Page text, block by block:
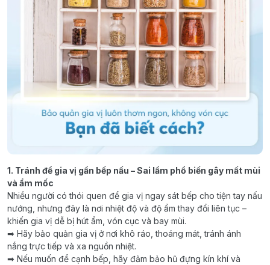
1. Tránh để gia vị gần bếp nấu – Sai lầm phổ biến gây mất mùi
và ẩm mốc
Nhiều người có thói quen để gia vị ngay sát bếp cho tiện tay nấu
nướng, nhưng đây là nơi nhiệt độ và độ ẩm thay đổi liên tục –
khiến gia vị dễ bị hút ẩm, vón cục và bay mùi.
➡ Hãy bảo quản gia vị ở nơi khô ráo, thoáng mát, tránh ánh
nắng trực tiếp và xa nguồn nhiệt.
➡ Nếu muốn để cạnh bếp, hãy đảm bảo hũ đựng kín khí và